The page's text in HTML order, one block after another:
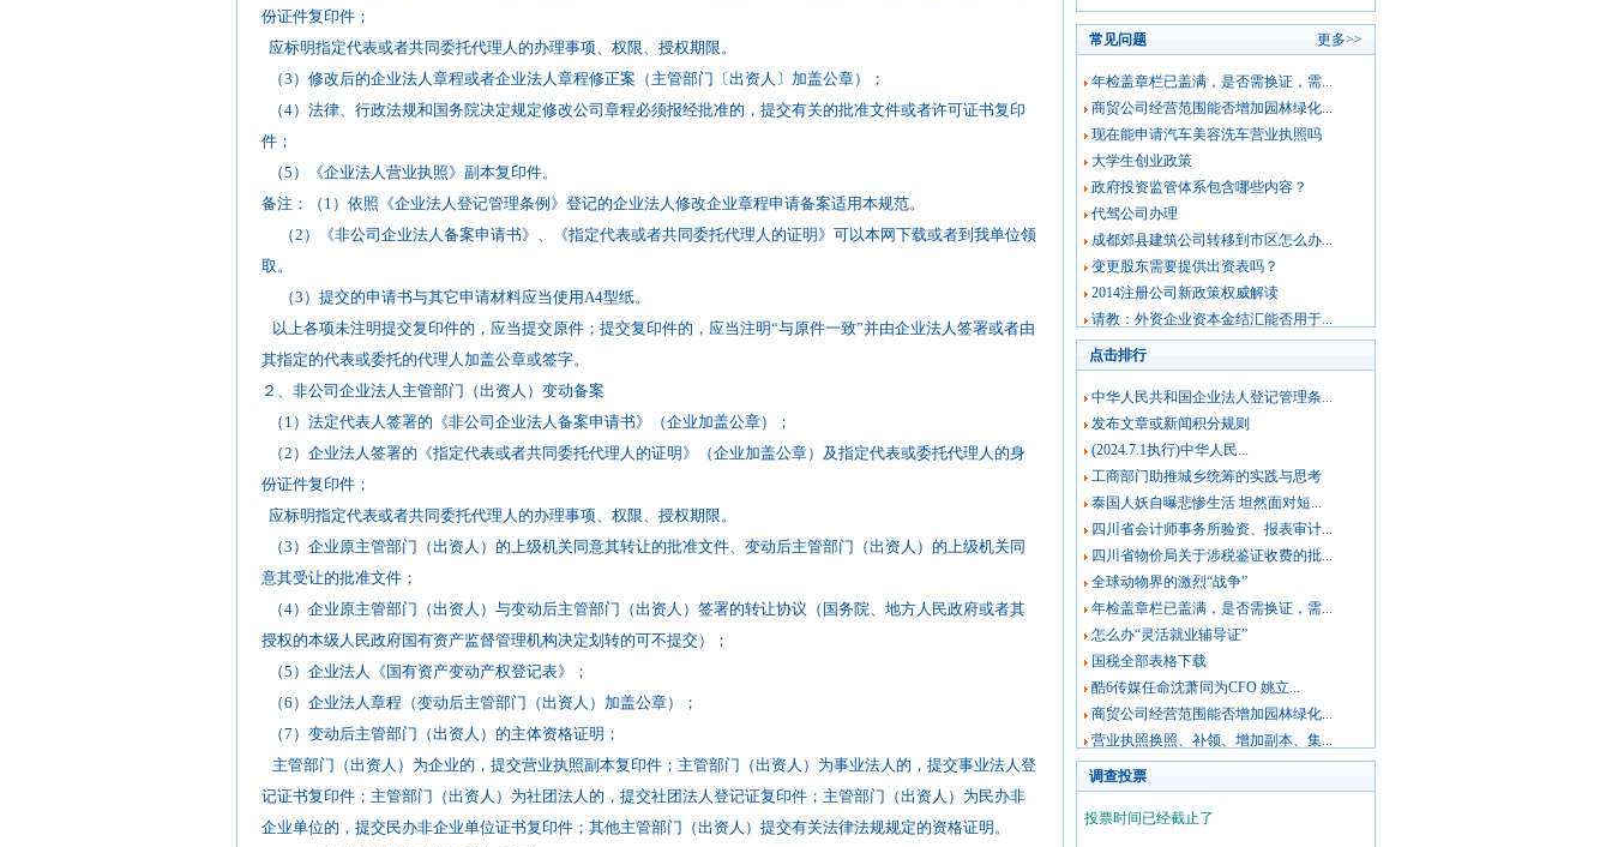
份证件复印件；
应标明指定代表或者共同委托代理人的办理事项、权限、授权期限。
（3）修改后的企业法人章程或者企业法人章程修正案（主管部门〔出资人〕加盖公章）；
（4）法律、行政法规和国务院决定规定修改公司章程必须报经批准的，提交有关的批准文件或者许可证书复印
件；
（5）《企业法人营业执照》副本复印件。
备注：（1）依照《企业法人登记管理条例》登记的企业法人修改企业章程申请备案适用本规范。
（2）《非公司企业法人备案申请书》、《指定代表或者共同委托代理人的证明》可以本网下载或者到我单位领
取。
（3）提交的申请书与其它申请材料应当使用A4型纸。
以上各项未注明提交复印件的，应当提交原件；提交复印件的，应当注明“与原件一致”并由企业法人签署或者由
其指定的代表或委托的代理人加盖公章或签字。
２、非公司企业法人主管部门（出资人）变动备案
（1）法定代表人签署的《非公司企业法人备案申请书》（企业加盖公章）；
（2）企业法人签署的《指定代表或者共同委托代理人的证明》（企业加盖公章）及指定代表或委托代理人的身
份证件复印件；
应标明指定代表或者共同委托代理人的办理事项、权限、授权期限。
（3）企业原主管部门（出资人）的上级机关同意其转让的批准文件、变动后主管部门（出资人）的上级机关同
意其受让的批准文件；
（4）企业原主管部门（出资人）与变动后主管部门（出资人）签署的转让协议（国务院、地方人民政府或者其
授权的本级人民政府国有资产监督管理机构决定划转的可不提交）；
（5）企业法人《国有资产变动产权登记表》；
（6）企业法人章程（变动后主管部门（出资人）加盖公章）；
（7）变动后主管部门（出资人）的主体资格证明；
主管部门（出资人）为企业的，提交营业执照副本复印件；主管部门（出资人）为事业法人的，提交事业法人登
记证书复印件；主管部门（出资人）为社团法人的，提交社团法人登记证复印件；主管部门（出资人）为民办非
企业单位的，提交民办非企业单位证书复印件；其他主管部门（出资人）提交有关法律法规规定的资格证明。
更多>>
常见问题
年检盖章栏已盖满，是否需换证，需...
商贸公司经营范围能否增加园林绿化...
现在能申请汽车美容洗车营业执照吗
大学生创业政策
政府投资监管体系包含哪些内容？
代驾公司办理
成都郊县建筑公司转移到市区怎么办...
变更股东需要提供出资表吗？
2014注册公司新政策权威解读
请教：外资企业资本金结汇能否用于...
点击排行
中华人民共和国企业法人登记管理条...
发布文章或新闻积分规则
(2024.7.1执行)中华人民...
工商部门助推城乡统筹的实践与思考
泰国人妖自曝悲惨生活 坦然面对短...
四川省会计师事务所验资、报表审计...
四川省物价局关于涉税鉴证收费的批...
全球动物界的激烈“战争”
年检盖章栏已盖满，是否需换证，需...
怎么办“灵活就业辅导证”
国税全部表格下载
酷6传媒任命沈萧同为CFO 姚立...
商贸公司经营范围能否增加园林绿化...
营业执照换照、补领、增加副本、集...
调查投票
投票时间已经截止了